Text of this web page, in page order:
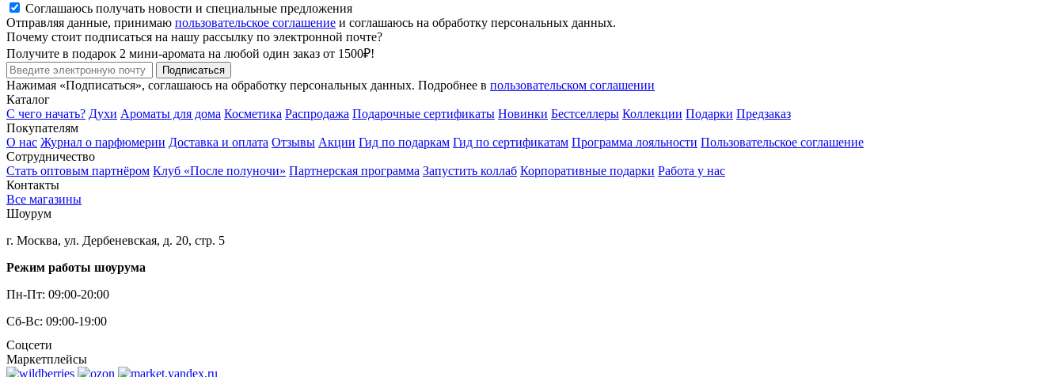
Соглашаюсь получать новости и специальные предложения
Отправляя данные, принимаю пользовательское соглашение и соглашаюсь на обработку персональных данных.
Почему стоит подписаться на нашу рассылку по электронной почте?
Получите в подарок 2 мини-аромата на любой один заказ от 1500₽!
Подписаться
Нажимая «Подписаться», соглашаюсь на обработку персональных данных. Подробнее в пользовательском соглашении
Каталог
С чего начать? Духи Ароматы для дома Косметика Распродажа Подарочные сертификаты Новинки Бестселлеры Коллекции Подарки Предзаказ
Покупателям
О нас Журнал о парфюмерии Доставка и оплата Отзывы Акции Гид по подаркам Гид по сертификатам Программа лояльности Пользовательское соглашение
Сотрудничество
Стать оптовым партнёром Клуб «После полуночи» Партнерская программа Запустить коллаб Корпоративные подарки Работа у нас
Контакты
Все магазины
Шоурум
г. Москва, ул. Дербеневская, д. 20, стр. 5
Режим работы шоурума
Пн-Пт: 09:00-20:00
Сб-Вс: 09:00-19:00
Соцсети
Маркетплейсы